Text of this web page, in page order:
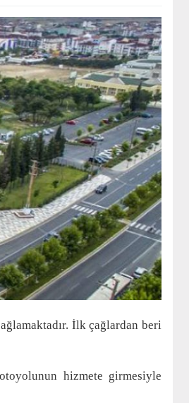
İlk çağlardan beri
hizmete girmesiyle